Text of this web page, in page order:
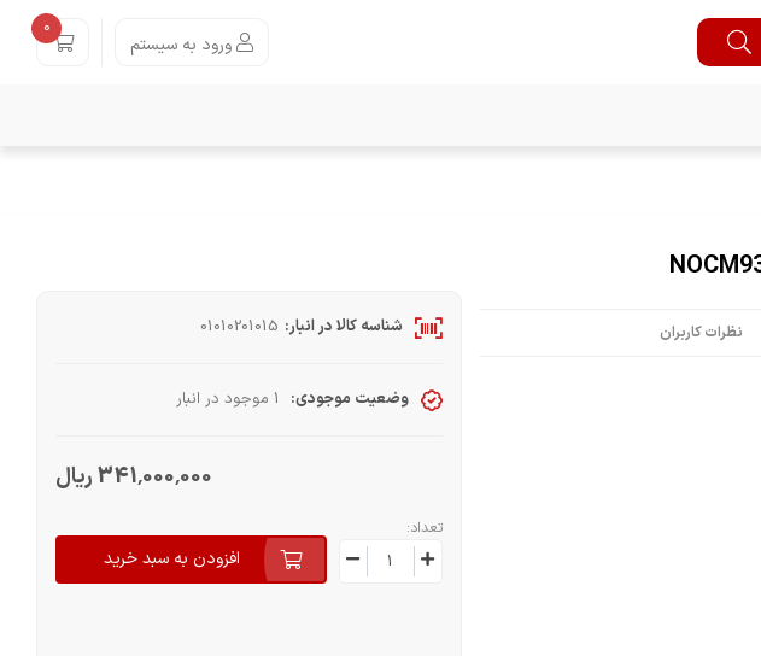
ورود به سیستم
0
نظرات کاربران شناسه کالا در انبار: 01010201015
وضعیت موجودی: 1 موجود در انبار
341٬000٬000 ریال
تعداد:
افزودن به سبد خرید